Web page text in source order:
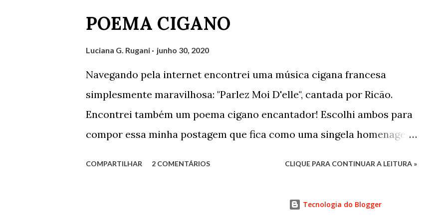
Direitos humanos, como há de ser Onde há mais desumano que
humano ser? Luciana G. Rugani 2/9/2022
POEMA CIGANO
Luciana G. Rugani junho 30, 2020
Navegando pela internet encontrei uma música cigana francesa
simplesmente maravilhosa: "Parlez Moi D'elle", cantada por Ricão.
Encontrei também um poema cigano encantador! Escolhi ambos para
compor essa minha postagem que fica como uma singela homenagem
a dançar no ar. Sou como uma nuvem que corre ligeira. Trago um
COMPARTILHAR 2 COMENTÁRIOS CLIQUE PARA CONTINUAR A LEITURA »
Tecnologia do Blogger